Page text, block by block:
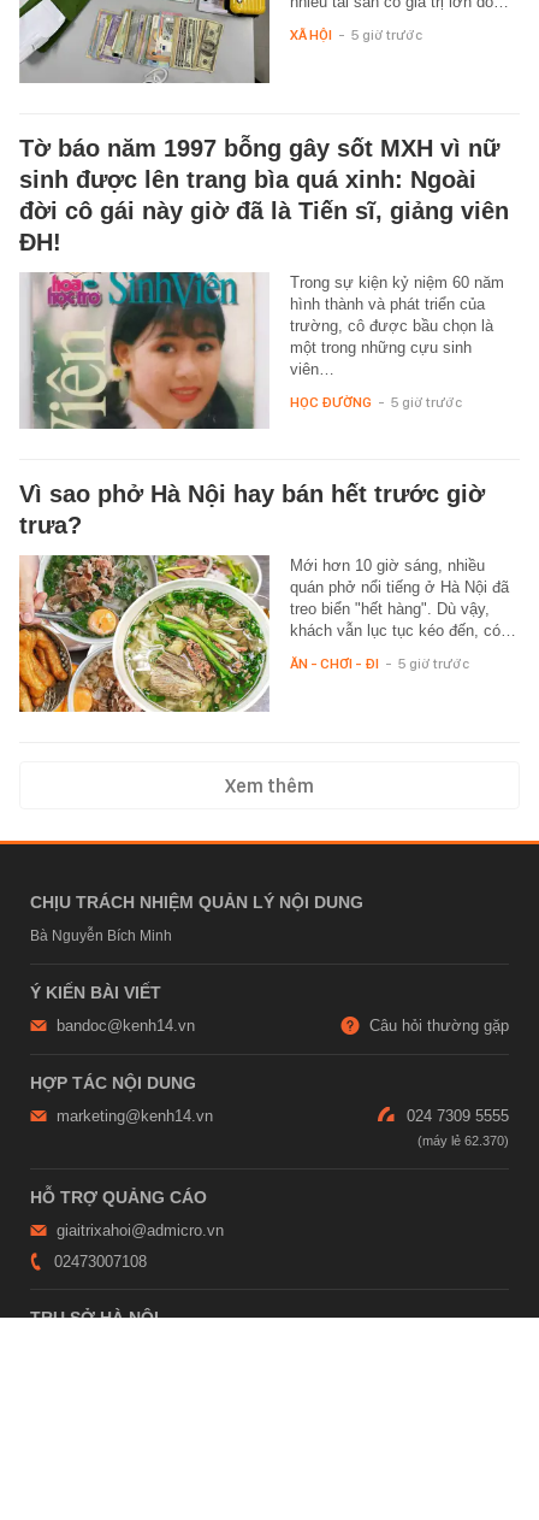
XÃ HỘI - 5 giờ trước
Tờ báo năm 1997 bỗng gây sốt MXH vì nữ
sinh được lên trang bìa quá xinh: Ngoài
đời cô gái này giờ đã là Tiến sĩ, giảng viên
ĐH!
Trong sự kiện kỷ niệm 60 năm
hình thành và phát triển của
trường, cô được bầu chọn là
một trong những cựu sinh
viên…
HỌC ĐƯỜNG - 5 giờ trước
Vì sao phở Hà Nội hay bán hết trước giờ
trưa?
Mới hơn 10 giờ sáng, nhiều
quán phở nổi tiếng ở Hà Nội đã
treo biển "hết hàng". Dù vậy,
khách vẫn lục tục kéo đến, có…
ĂN - CHƠI - ĐI - 5 giờ trước
Xem thêm
CHỊU TRÁCH NHIỆM QUẢN LÝ NỘI DUNG
Bà Nguyễn Bích Minh
Ý KIẾN BÀI VIẾT
bandoc@kenh14.vn Câu hỏi thường gặp
HỢP TÁC NỘI DUNG
marketing@kenh14.vn 024 7309 5555
HỖ TRỢ QUẢNG CÁO
giaitrixahoi@admicro.vn
02473007108
TRỤ SỞ HÀ NỘI